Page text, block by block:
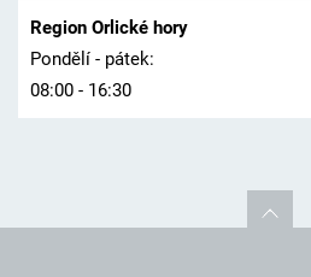
Region Orlické hory
Pondělí - pátek:
08:00 - 16:30